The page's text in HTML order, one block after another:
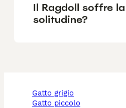
Il Ragdoll soffre la
solitudine?
gatto grigio
gatto piccolo